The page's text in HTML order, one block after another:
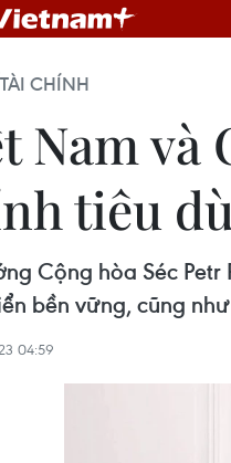
TÀI CHÍNH
Nam và
tiêu
Cộng hòa Séc
bền vững, cũng
04:59